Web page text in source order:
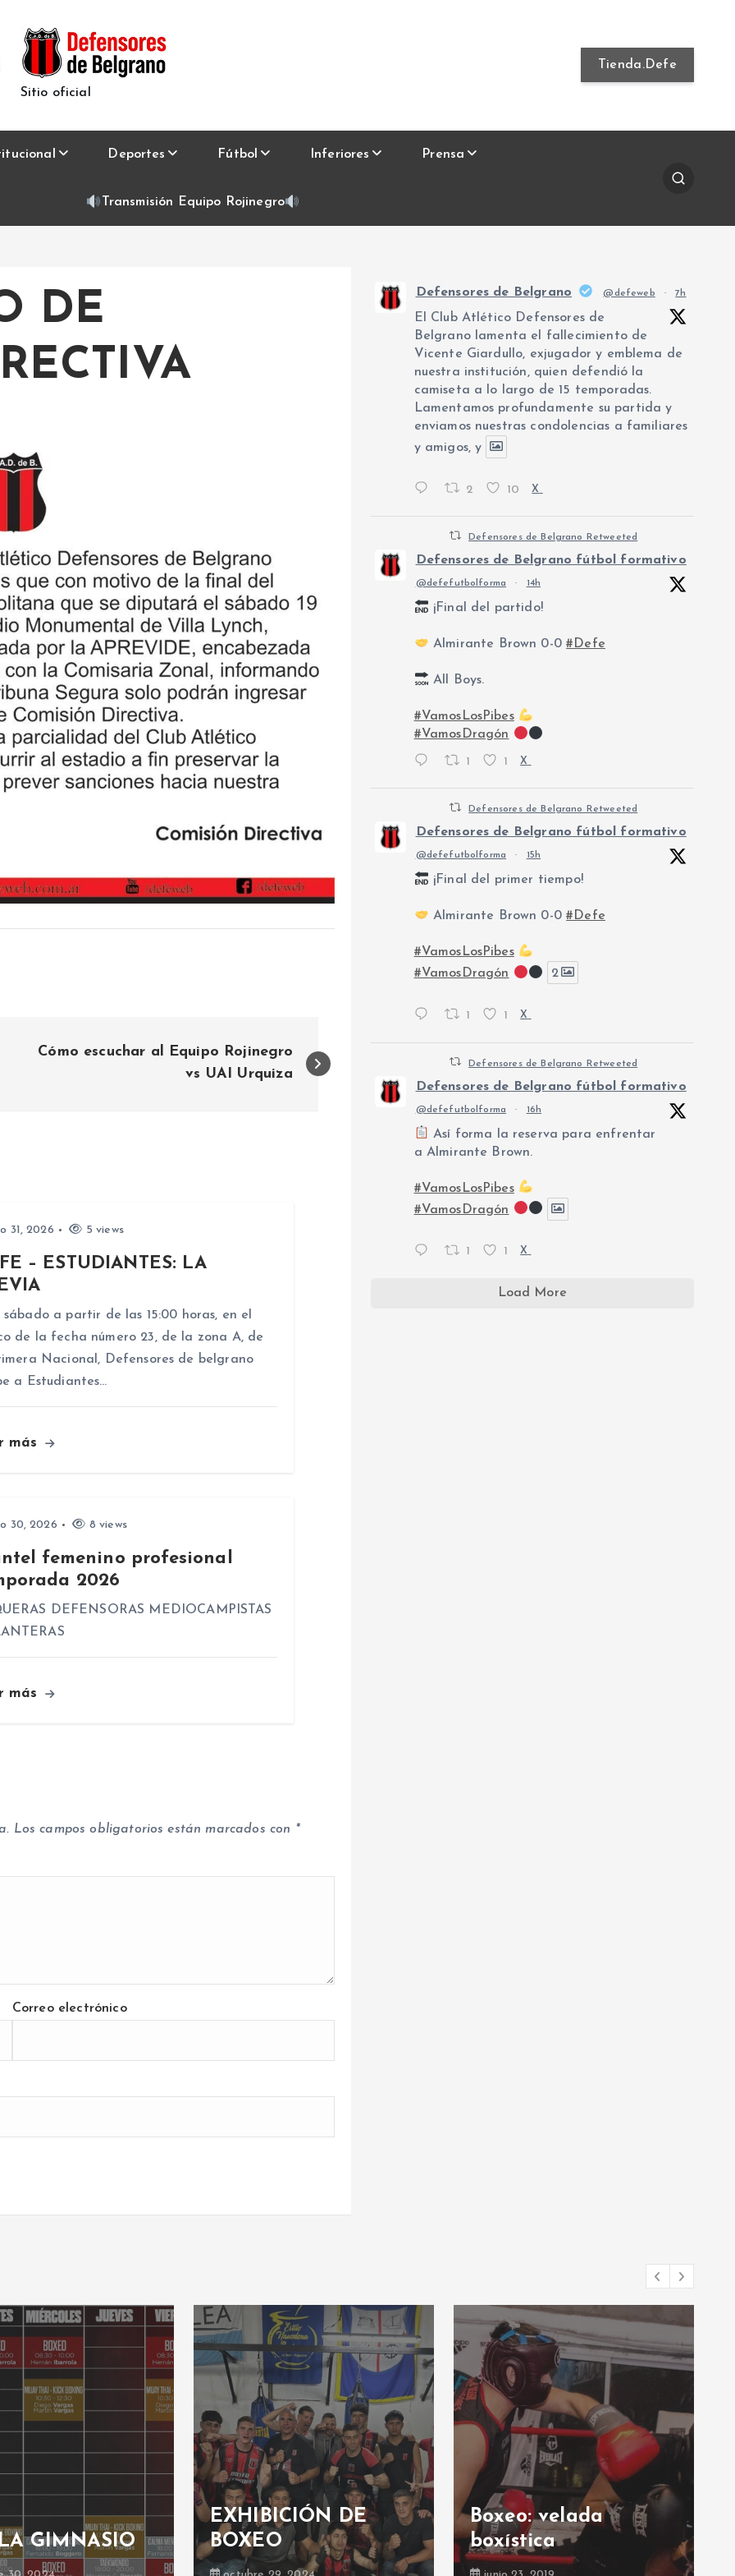
Sitio oficial
Tienda.Defe
Deportes Fútbol Inferiores Prensa
Transmisión Equipo Rojinegro
DE
Cómo escuchar al Equipo Rojinegro
vs UAI Urquiza
31, 2026 5 views
– ESTUDIANTES: LA
sábado a partir de las 15:00 horas, en el
de la fecha número 23, de la zona A, de
Nacional, Defensores de belgrano
a Estudiantes…
más
30, 2026 8 views
femenino profesional
2026
DEFENSORAS MEDIOCAMPISTAS
más
Los campos obligatorios están marcados con *
Correo electrónico
Defensores de Belgrano @defeweb · 7h
El Club Atlético Defensores de
Belgrano lamenta el fallecimiento de
Vicente Giardullo, exjugador y emblema de
nuestra institución, quien defendió la
camiseta a lo largo de 15 temporadas.
Lamentamos profundamente su partida y
enviamos nuestras condolencias a familiares
y amigos, y
2 10 X
Defensores de Belgrano Retweeted
Defensores de Belgrano fútbol formativo
@defefutbolforma · 14h
¡Final del partido!
Almirante Brown 0-0#Defe
All Boys.
#VamosLosPibes
#VamosDragón
1 1 X
Defensores de Belgrano Retweeted
Defensores de Belgrano fútbol formativo
@defefutbolforma · 15h
¡Final del primer tiempo!
Almirante Brown 0-0#Defe
#VamosLosPibes
#VamosDragón
2
1 1 X
Defensores de Belgrano Retweeted
Defensores de Belgrano fútbol formativo
@defefutbolforma · 16h
Así forma la reserva para enfrentar
a Almirante Brown.
#VamosLosPibes
#VamosDragón
1 1 X
Load More
GIMNASIO
EXHIBICIÓN DE
BOXEO
Boxeo: velada
boxística